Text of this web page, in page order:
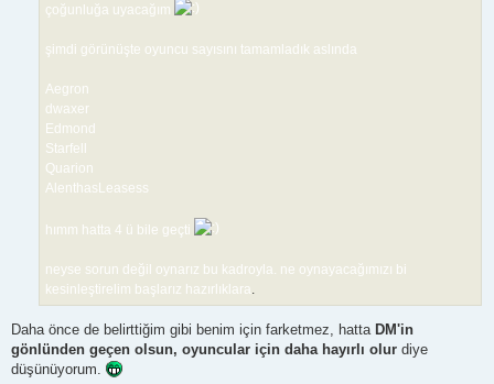
çoğunluğa uyacağım
şimdi görünüşte oyuncu sayısını tamamladık aslında
Aegron
dwaxer
Edmond
Starfell
Quarion
AlenthasLeasess
hımm hatta 4 ü bile geçti
neyse sorun değil oynarız bu kadroyla. ne oynayacağımızı bi
kesinleştirelim başlarız hazırlıklara.
Daha önce de belirttiğim gibi benim için farketmez, hatta DM'in
gönlünden geçen olsun, oyuncular için daha hayırlı olur diye
düşünüyorum.